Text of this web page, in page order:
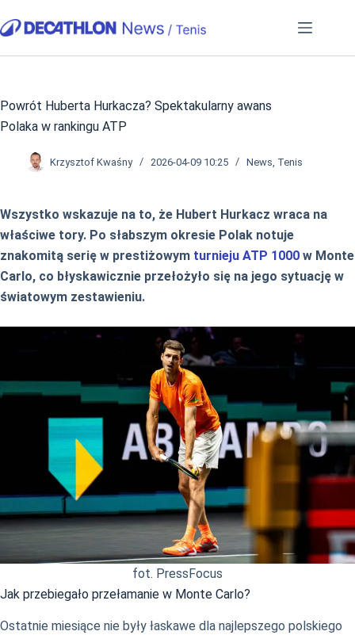
do
Powrót Huberta Hurkacza? Spektakularny awans
Polaka w rankingu ATP
Krzysztof Kwaśny 2026-04-09 10:25 News Tenis
Wszystko wskazuje na to, że Hubert Hurkacz wraca na
właściwe tory. Po słabszym okresie Polak notuje
znakomitą serię w prestiżowym turnieju ATP 1000 w Monte
Carlo, co błyskawicznie przełożyło się na jego sytuację w
światowym zestawieniu.
fot. PressFocus
Jak przebiegało przełamanie w Monte Carlo?
Ostatnie miesiące nie były łaskawe dla najlepszego polskiego